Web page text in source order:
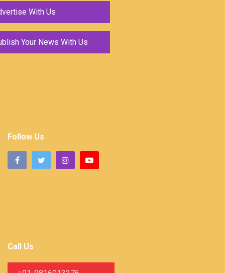
With Us
Your News With Us
Follow Us
Call Us